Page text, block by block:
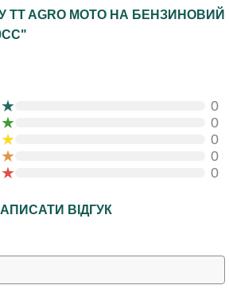
AGRO MOTO НА БЕНЗИНОВИЙ
★
0
★
0
★
0
★
0
★ 0
ВІДГУК